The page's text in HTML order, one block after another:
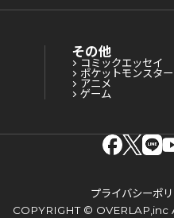
その他
コミックエッセイ
ポケットモンスター
アニメ
ゲーム
プライバシーポ
COPYRIGHT ©